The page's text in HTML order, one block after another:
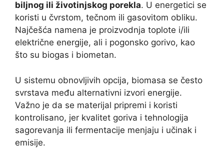
biljnog ili životinjskog porekla. U energetici se
koristi u čvrstom, tečnom ili gasovitom obliku.
Najčešća namena je proizvodnja toplote i/ili
električne energije, ali i pogonsko gorivo, kao
što su biogas i biometan.
U sistemu obnovljivih opcija, biomasa se često
svrstava među alternativni izvori energije.
Važno je da se materijal pripremi i koristi
kontrolisano, jer kvalitet goriva i tehnologija
sagorevanja ili fermentacije menjaju i učinak i
emisije.